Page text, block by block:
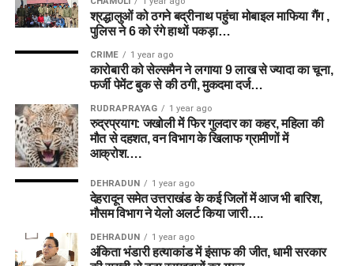
श्रद्धालुओं को ठगने बद्रीनाथ पहुंचा मोबाइल माफिया गैंग ,
पुलिस ने 6 को रंगे हाथों पकड़ा…
CRIME 1 year ago
कारोबारी को सेल्समैन ने लगाया 9 लाख से ज्यादा का चूना,
फर्जी पेमेंट बुक से की ठगी, मुकदमा दर्ज…
RUDRAPRAYAG 1 year ago
रुद्रप्रयाग: जखोली में फिर गुलदार का कहर, महिला की
मौत से दहशत, वन विभाग के खिलाफ ग्रामीणों में
आक्रोश….
DEHRADUN 1 year ago
देहरादून समेत उत्तराखंड के कई जिलों में आज भी बारिश,
मौसम विभाग ने येलो अलर्ट किया जारी….
DEHRADUN 1 year ago
अंकिता भंडारी हत्याकांड में इंसाफ की जीत, धामी सरकार